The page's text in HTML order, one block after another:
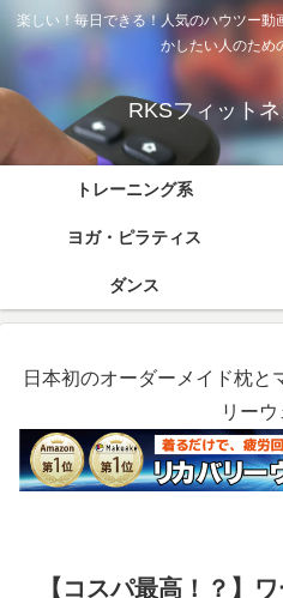
楽しい！毎日できる！人気のハウツー
かしたい人のため
RKSフィット
トレーニング系
ヨガ・ピラティス
ダンス
日本初のオーダーメイド枕と
リーウ
【コスパ最高！？】